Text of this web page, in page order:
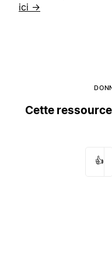
ici →
Cette
👍